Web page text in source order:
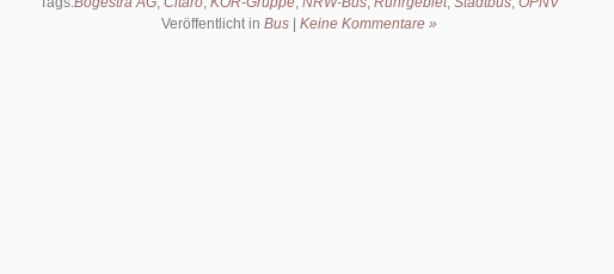
Veröffentlicht in Bus| Keine Kommentare »